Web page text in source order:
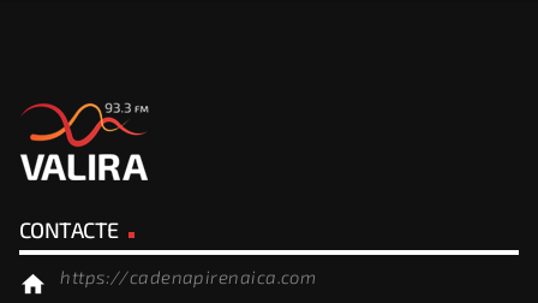
CONTACTE
home https://cadenapirenaica.com